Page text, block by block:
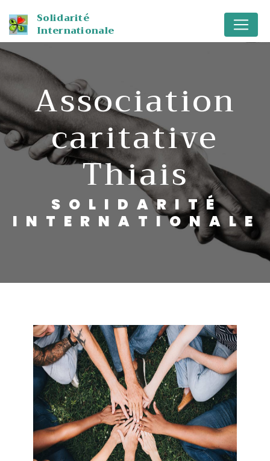
Solidarité
Internationale
association
caritative
Thiais
SOLIDARITÉ
INTERNATIONALE